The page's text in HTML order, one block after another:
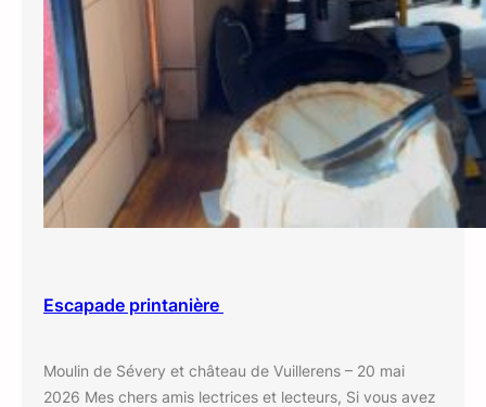
Escapade printanière
Moulin de Sévery et château de Vuillerens – 20 mai
2026 Mes chers amis lectrices et lecteurs, Si vous avez